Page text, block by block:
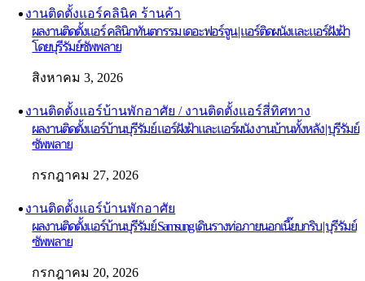
งานติดตั้งแอร์คลินิค ร้านค้า
ผลงานติดตั้งแอร์ คลินิกทันตกรรม เดอะฟอร์จูน | แอร์ติดผนังและแอร์ฝังฝ้า
โดยบุรีรัมย์ซัพพลาย
สิงหาคม 3, 2026
งานติดตั้งแอร์บ้านพักอาศัย / งานติดตั้งแอร์สี่ทิศทาง
ผลงานติดตั้งแอร์บ้านบุรีรัมย์ แอร์ฝังฝ้าและแอร์ผนัง งานบ้านทั้งหลัง | บุรีรัมย์
ซัพพลาย
กรกฎาคม 27, 2026
งานติดตั้งแอร์บ้านพักอาศัย
ผลงานติดตั้งแอร์บ้านบุรีรัมย์ Samsung เดินรางท่อภายนอกเนี๊ยบกริบ | บุรีรัมย์
ซัพพลาย
กรกฎาคม 20, 2026